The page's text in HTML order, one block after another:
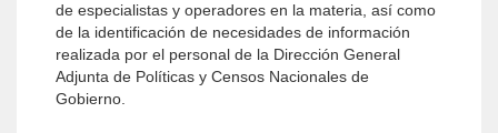
de especialistas y operadores en la materia, así como
de la identificación de necesidades de información
realizada por el personal de la Dirección General
Adjunta de Políticas y Censos Nacionales de
Gobierno.